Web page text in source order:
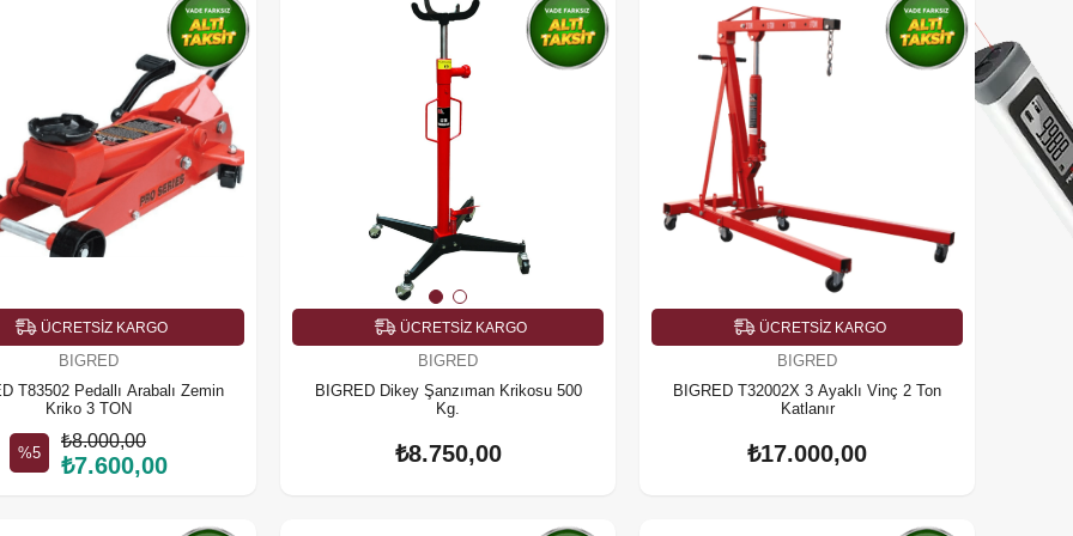
ÜCRETSIZ KARGO
BIGRED
T83502 Pedallı Arabalı Zemin
Kriko 3 TON
%5 ₺7.600,00
₺8.000,00
ÜCRETSIZ KARGO
BIGRED
BIGRED Dikey Şanzıman Krikosu 500
Kg.
₺8.750,00
ÜCRETSIZ KARGO
BIGRED
BIGRED T32002X 3 Ayaklı Vinç 2 Ton
Katlanır
₺17.000,00